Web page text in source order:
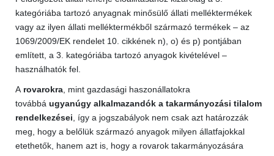
kategóriába tartozó anyagnak minősülő állati melléktermékek
vagy az ilyen állati melléktermékből származó termékek – az
1069/2009/EK rendelet 10. cikkének n), o) és p) pontjában
említett, a 3. kategóriába tartozó anyagok kivételével –
használhatók fel.
A rovarokra, mint gazdasági haszonállatokra
továbbá ugyanúgy alkalmazandók a takarmányozási tilalom
rendelkezései, így a jogszabályok nem csak azt határozzák
meg, hogy a belőlük származó anyagok milyen állatfajokkal
etethetők, hanem azt is, hogy a rovarok takarmányozására